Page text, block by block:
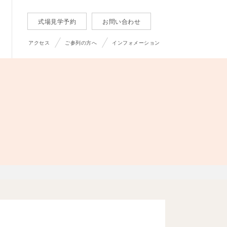
式場見学予約 お問い合わせ
アクセス ご参列の方へ インフォメーション